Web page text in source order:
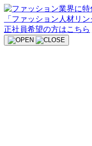
Skip
to
content
正社員希望の方はこちら